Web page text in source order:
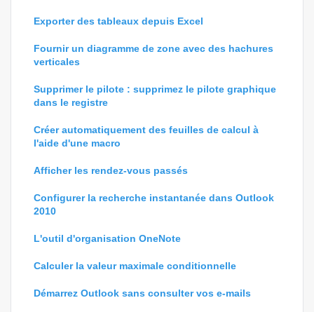
Exporter des tableaux depuis Excel
Fournir un diagramme de zone avec des hachures
verticales
Supprimer le pilote : supprimez le pilote graphique
dans le registre
Créer automatiquement des feuilles de calcul à
l'aide d'une macro
Afficher les rendez-vous passés
Configurer la recherche instantanée dans Outlook
2010
L'outil d'organisation OneNote
Calculer la valeur maximale conditionnelle
Démarrez Outlook sans consulter vos e-mails